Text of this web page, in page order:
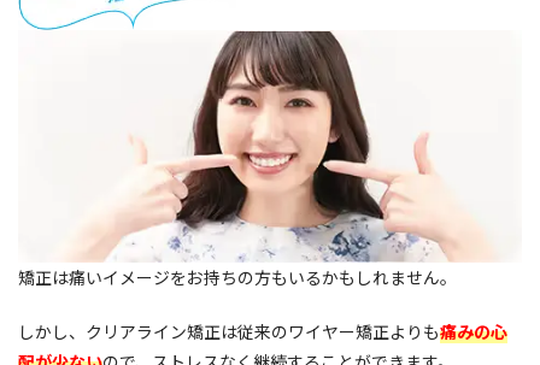
矯正は痛いイメージをお持ちの方もいるかもしれません。
しかし、クリアライン矯正は従来のワイヤー矯正よりも痛みの心